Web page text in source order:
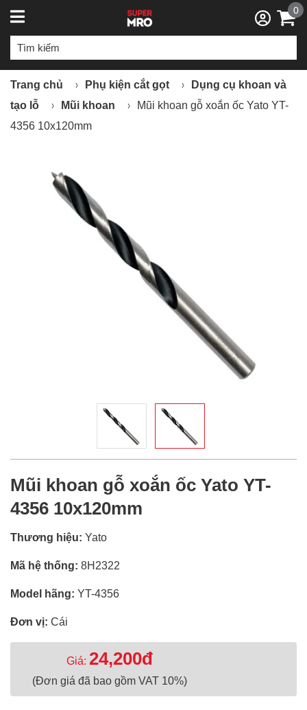
0
Trang chủ Phụ kiện cắt gọt
Dụng cụ khoan và
tạo lỗ
Mũi khoan
Mũi khoan gỗ xoắn ốc Yato YT-
4356 10x120mm
Mũi khoan gỗ xoắn ốc Yato YT-
4356 10x120mm
Thương hiệu: Yato
Mã hệ thống: 8H2322
Model hãng: YT-4356
Đơn vị: Cái
Giá: 24,200đ
(Đơn giá đã bao gồm VAT 10%)